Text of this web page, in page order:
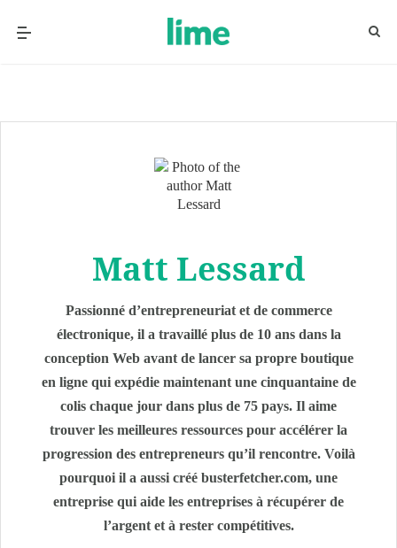
Matt Lessard
Passionné d’entrepreneuriat et de commerce
électronique, il a travaillé plus de 10 ans dans la
conception Web avant de lancer sa propre boutique
en ligne qui expédie maintenant une cinquantaine de
colis chaque jour dans plus de 75 pays. Il aime
trouver les meilleures ressources pour accélérer la
progression des entrepreneurs qu’il rencontre. Voilà
pourquoi il a aussi créé busterfetcher.com, une
entreprise qui aide les entreprises à récupérer de
l’argent et à rester compétitives.